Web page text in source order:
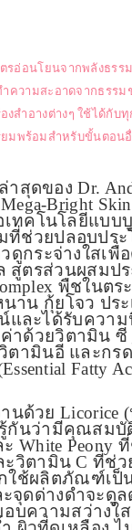
รอ่อนโยนจากพลังธรร
ำความสะอาดจากธรร
งสำอางต่างๆ ใช้ได้กับ
ยมพร้อมสำหรับขั้นตอน
สุดของ Dr.
Bright
เทคโนโลยีแบ
ที่ช่วยปลอบปร
ดูกระจ่างใสเ
สูตรส่วนผสมปร
พืชในต
นาน กุ้ยโจว ปร
ละได้รับความ
ด้วยวิตามิน ซี
ตามินอี และกร
Fatty
นด้วย Licorice
กันว่ามีคุณสมบั
ะ White
วิตามิน C ที่ช่ว
ใช้ผลิตภัณฑ์เป็
จุดด่างดำจะดู
อบความสว่างใ